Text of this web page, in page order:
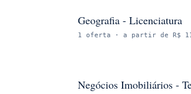
Geografia - Licenciatura
1 oferta · a partir de R$
Negócios Imobiliários -